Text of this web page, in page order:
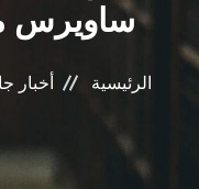
ساويرس
الرئيسية أخبار